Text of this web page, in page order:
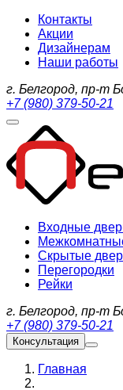
Контакты
Акции
Дизайнерам
Наши работы
г. Белгород, пр-т
+7 (980) 379-50-21
Входные
Скрытые
Перегородки
Рейки
г. Белгород, пр-т
+7 (980) 379-50-21
Консультация
Главная